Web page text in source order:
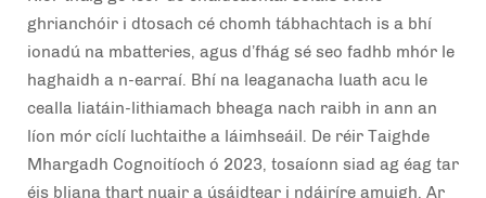
ghrianchóir i dtosach cé chomh tábhachtach is a bhí
ionadú na mbatteries, agus d’fhág sé seo fadhb mhór le
haghaidh a n-earraí. Bhí na leaganacha luath acu le
cealla liatáin-lithiamach bheaga nach raibh in ann an
líon mór cíclí luchtaithe a láimhseáil. De réir Taighde
Mhargadh Cognoitíoch ó 2023, tosaíonn siad ag éag tar
éis bliana thart nuair a úsáidtear i ndáiríre amuigh. Ar